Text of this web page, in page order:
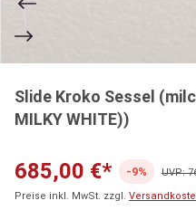
Slide Kroko Sessel
MILKY WHITE))
685,00 €* -9%
UVP:
Preise inkl. MwSt. zzgl.